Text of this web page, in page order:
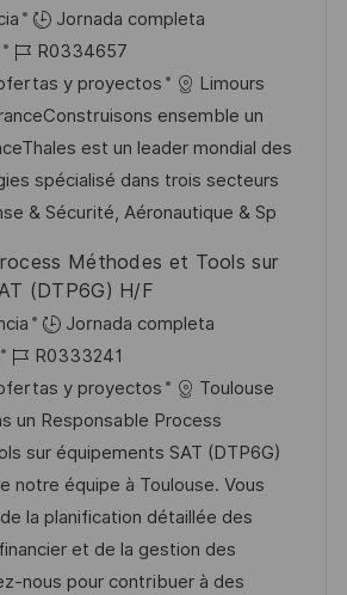
Jornada completa
I
D
d
e
e
m
l
R0334657
y proyectos
Limours
ensemble un
est un leader mondial des
spécialisé dans trois secteurs
& Sécurité, Aéronautique & Sp
Méthodes et Tools sur
(DTP6G) H/F
Jornada completa
I
D
d
e
e
m
p
l
R0333241
y proyectos
Toulouse
un Responsable Process
sur équipements SAT (DTP6G)
notre équipe à Toulouse. Vous
la planification détaillée des
et de la gestion des
nous pour contribuer à des